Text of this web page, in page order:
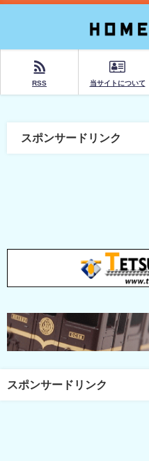
RSS 当サイトについて
スポンサードリンク
スポンサードリンク